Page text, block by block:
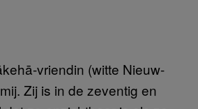
vriendin (witte Nieuw-
Zij is in de zeventig en